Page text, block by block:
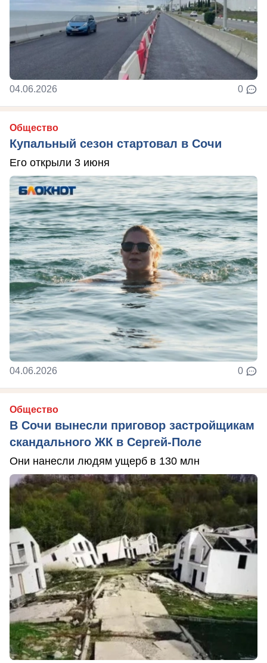
04.06.2026 0
Общество
Купальный сезон стартовал в Сочи
Его открыли 3 июня
04.06.2026 0
Общество
В Сочи вынесли приговор застройщикам
скандального ЖК в Сергей-Поле
Они нанесли людям ущерб в 130 млн